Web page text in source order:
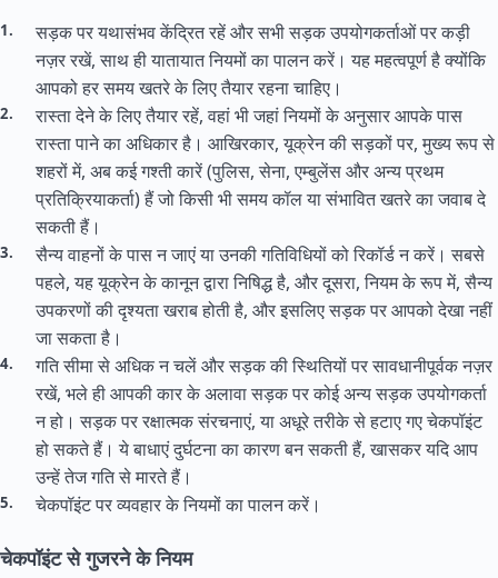
सड़क पर यथासंभव केंद्रित रहें और सभी सड़क उपयोगकर्ताओं पर कड़ी
नज़र रखें, साथ ही यातायात नियमों का पालन करें। यह महत्वपूर्ण है क्योंकि
आपको हर समय खतरे के लिए तैयार रहना चाहिए।
रास्ता देने के लिए तैयार रहें, वहां भी जहां नियमों के अनुसार आपके पास
रास्ता पाने का अधिकार है। आखिरकार, यूक्रेन की सड़कों पर, मुख्य रूप से
शहरों में, अब कई गश्ती कारें (पुलिस, सेना, एम्बुलेंस और अन्य प्रथम
प्रतिक्रियाकर्ता) हैं जो किसी भी समय कॉल या संभावित खतरे का जवाब दे
सकती हैं।
सैन्य वाहनों के पास न जाएं या उनकी गतिविधियों को रिकॉर्ड न करें। सबसे
पहले, यह यूक्रेन के कानून द्वारा निषिद्ध है, और दूसरा, नियम के रूप में, सैन्य
उपकरणों की दृश्यता खराब होती है, और इसलिए सड़क पर आपको देखा नहीं
जा सकता है।
गति सीमा से अधिक न चलें और सड़क की स्थितियों पर सावधानीपूर्वक नज़र
रखें, भले ही आपकी कार के अलावा सड़क पर कोई अन्य सड़क उपयोगकर्ता
न हो। सड़क पर रक्षात्मक संरचनाएं, या अधूरे तरीके से हटाए गए चेकपॉइंट
हो सकते हैं। ये बाधाएं दुर्घटना का कारण बन सकती हैं, खासकर यदि आप
उन्हें तेज गति से मारते हैं।
चेकपॉइंट पर व्यवहार के नियमों का पालन करें।
चेकपॉइंट से गुजरने के नियम